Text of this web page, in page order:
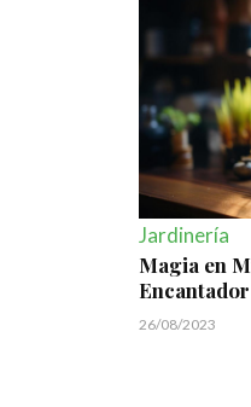
Jardinería
Magia en
Encantador
26/08/2023